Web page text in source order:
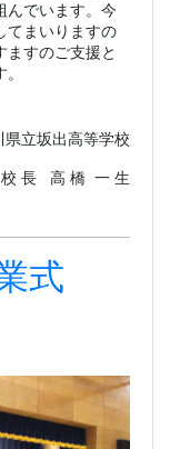
んでいます。今
てまいりますの
ますのご支援と
県立坂出高等学校
校 長 高 橋 一 生
式